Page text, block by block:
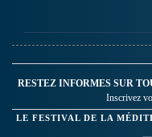
RESTEZ INFORMES SUR
Inscrivez
LE FESTIVAL DE LA